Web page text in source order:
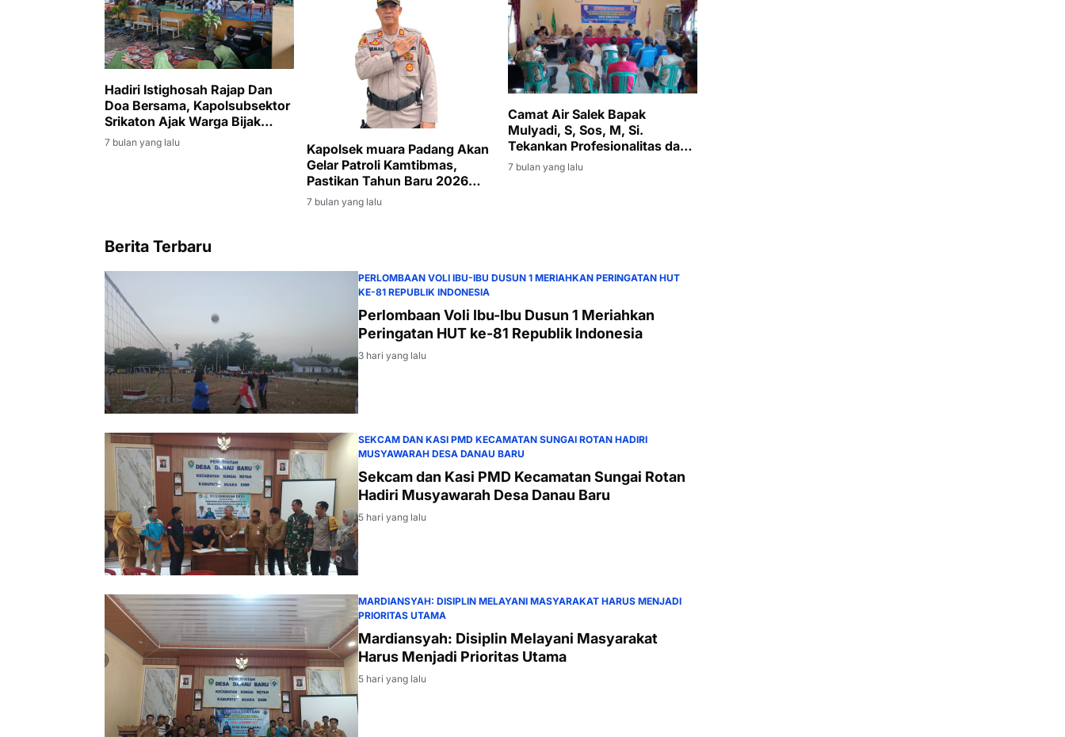
Hadiri Istighosah Rajap Dan
Doa Bersama, Kapolsubsektor
Srikaton Ajak Warga Bijak
Dalam Bermedsos
7 bulan yang lalu
Kapolsek muara Padang Akan
Gelar Patroli Kamtibmas,
Pastikan Tahun Baru 2026
Aman dan Kondusif
7 bulan yang lalu
Camat Air Salek Bapak
Mulyadi, S, Sos, M, Si.
Tekankan Profesionalitas dan
Transparansi Pemerintah Desa
7 bulan yang lalu
Berita Terbaru
PERLOMBAAN VOLI IBU-IBU DUSUN 1 MERIAHKAN PERINGATAN HUT
KE-81 REPUBLIK INDONESIA
Perlombaan Voli Ibu-Ibu Dusun 1 Meriahkan
Peringatan HUT ke-81 Republik Indonesia
3 hari yang lalu
SEKCAM DAN KASI PMD KECAMATAN SUNGAI ROTAN HADIRI
MUSYAWARAH DESA DANAU BARU
Sekcam dan Kasi PMD Kecamatan Sungai Rotan
Hadiri Musyawarah Desa Danau Baru
5 hari yang lalu
MARDIANSYAH: DISIPLIN MELAYANI MASYARAKAT HARUS MENJADI
PRIORITAS UTAMA
Mardiansyah: Disiplin Melayani Masyarakat
Harus Menjadi Prioritas Utama
5 hari yang lalu